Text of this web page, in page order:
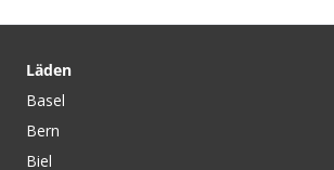
CHF 119.00
Läden
Basel
Bern
Biel